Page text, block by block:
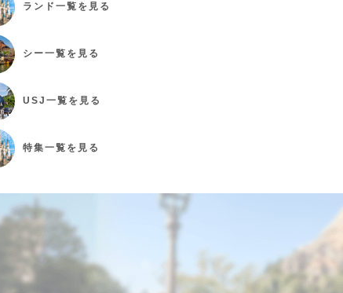
ランド 一覧を見る
シー一覧を見る
USJ 一覧を見る
特集一覧を見る